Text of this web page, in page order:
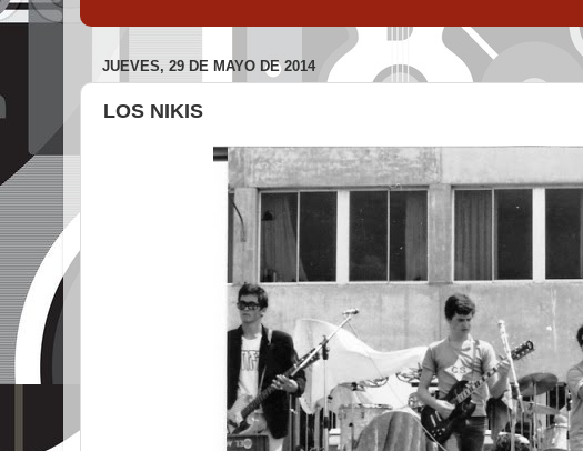
JUEVES, 29 DE MAYO DE 2014
LOS NIKIS